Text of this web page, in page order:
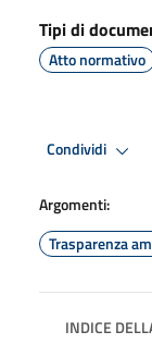
Tipi di
Atto normativo
Condividi
Argomenti:
Trasparenza
INDICE